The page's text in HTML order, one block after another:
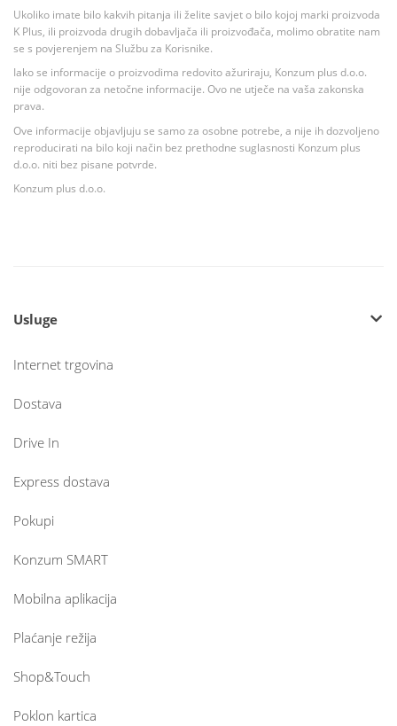
Ukoliko imate bilo kakvih pitanja ili želite savjet o bilo kojoj marki proizvoda
K Plus, ili proizvoda drugih dobavljača ili proizvođača, molimo obratite nam
se s povjerenjem na Službu za Korisnike.
Iako se informacije o proizvodima redovito ažuriraju, Konzum plus d.o.o.
nije odgovoran za netočne informacije. Ovo ne utječe na vaša zakonska
prava.
Ove informacije objavljuju se samo za osobne potrebe, a nije ih dozvoljeno
reproducirati na bilo koji način bez prethodne suglasnosti Konzum plus
d.o.o. niti bez pisane potvrde.
Konzum plus d.o.o.
Usluge
Internet trgovina
Dostava
Drive In
Express dostava
Pokupi
Konzum SMART
Mobilna aplikacija
Plaćanje režija
Shop&Touch
Poklon kartica